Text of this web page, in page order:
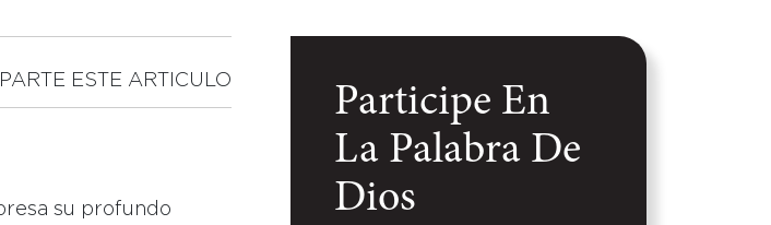
ESTE ARTICULO
su profundo
Participe En
La Palabra De
Dios